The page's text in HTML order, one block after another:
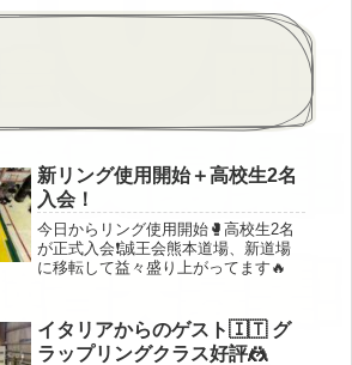
新リング使用開始＋高校生2名
入会！
今日からリング使用開始🥊高校生2名
が正式入会❗️誠王会熊本道場、新道場
に移転して益々盛り上がってます🔥
イタリアからのゲスト🇮🇹 グ
ラップリングクラス好評🤼